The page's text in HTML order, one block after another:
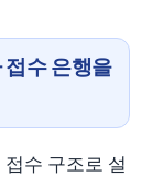
접수 은행을
수 구조로 설